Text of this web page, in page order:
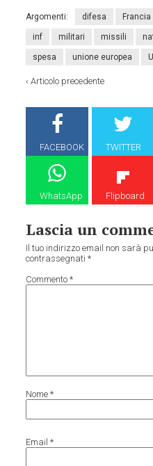
Argomenti: difesa Francia
inf militari missili
spesa unione europea
‹Articolo precedente
FACEBOOK TWITTER
WhatsApp Flipboard
Lascia un
Il tuo indirizzo email non sarà
contrassegnati*
Commento*
Nome*
Email*